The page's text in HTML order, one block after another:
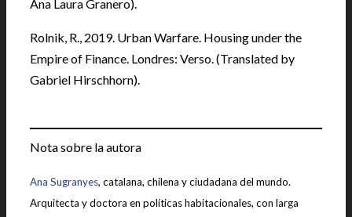
Ana Laura Granero).
Rolnik, R., 2019. Urban Warfare. Housing under the
Empire of Finance. Londres: Verso. (Translated by
Gabriel Hirschhorn).
Nota sobre la autora
Ana Sugranyes, catalana, chilena y ciudadana del mundo.
Arquitecta y doctora en políticas habitacionales, con larga